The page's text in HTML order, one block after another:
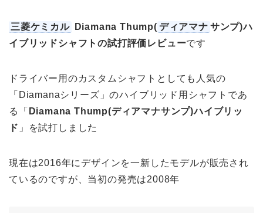
三菱ケミカル Diamana Thump( ディアマナ サンプ)ハ
イブリッドシャフトの試打評価レビューです
ドライバー用のカスタムシャフトとしても人気の
「Diamanaシリーズ」のハイブリッド用シャフトであ
る「 Diamana Thump(ディアマナサンプ)ハイブリッ
ド 」を試打しました
現在は2016年にデザインを一新したモデルが販売され
ているのですが、当初の発売は2008年